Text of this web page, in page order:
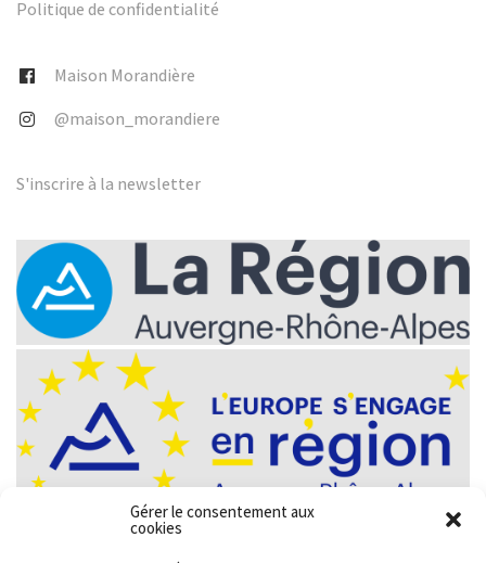
Gérer le consentement aux
cookies
Politique de confidentialité
Maison Morandière
@maison_morandiere
S'inscrire à la newsletter